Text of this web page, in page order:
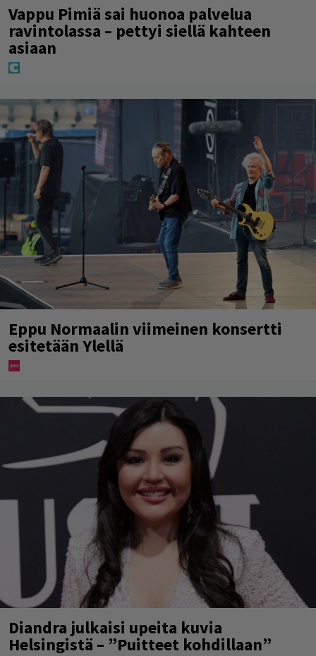
Vappu Pimiä sai huonoa palvelua
ravintolassa – pettyi siellä kahteen
asiaan
Eppu Normaalin viimeinen konsertti
esitetään Ylellä
Diandra julkaisi upeita kuvia
Helsingistä – ”Puitteet kohdillaan”